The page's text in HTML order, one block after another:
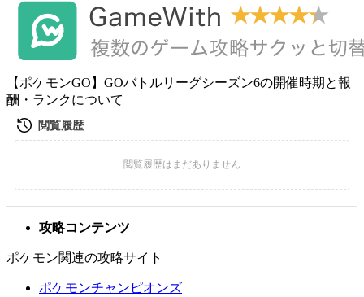
【ポケモンGO】GOバトルリーグシーズン6の開催時期と報
酬・ランクについて
攻略コンテンツ
ポケモン関連の攻略サイト
ポケモンチャンピオンズ